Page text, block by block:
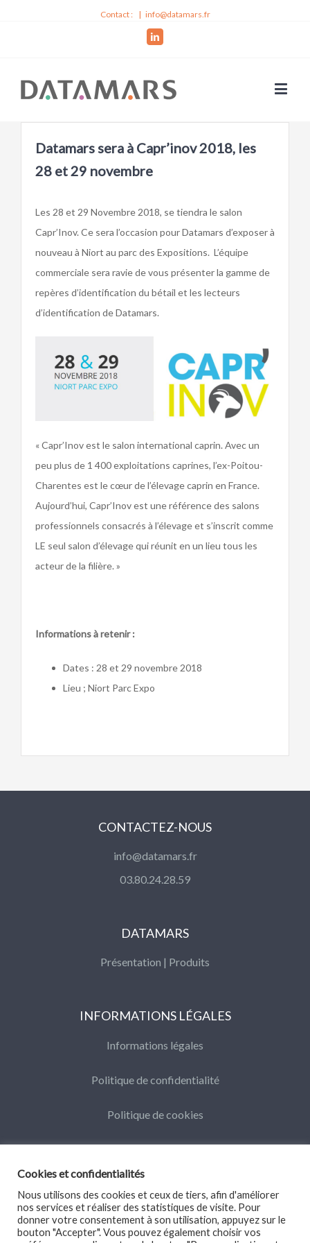
Contact : | info@datamars.fr
Linkedin
Datamars sera à Capr’inov 2018, les
28 et 29 novembre
Les 28 et 29 Novembre 2018, se tiendra le salon
Capr’Inov. Ce sera l’occasion pour Datamars d’exposer à
nouveau à Niort au parc des Expositions. L’équipe
commerciale sera ravie de vous présenter la gamme de
repères d’identification du bétail et les lecteurs
d’identification de Datamars.
« Capr’Inov est le salon international caprin. Avec un
peu plus de 1 400 exploitations caprines, l’ex-Poitou-
Charentes est le cœur de l’élevage caprin en France.
Aujourd’hui, Capr’Inov est une référence des salons
professionnels consacrés à l’élevage et s’inscrit comme
LE seul salon d’élevage qui réunit en un lieu tous les
acteur de la filière. »
Informations à retenir :
Dates : 28 et 29 novembre 2018
Lieu ; Niort Parc Expo
CONTACTEZ-NOUS
info@datamars.fr
03.80.24.28.59
DATAMARS
Présentation | Produits
INFORMATIONS LÉGALES
Informations légales
Politique de confidentialité
Politique de cookies
©Datamars 2016
Cookies et confidentialités
Nous utilisons des cookies et ceux de tiers, afin d'améliorer
nos services et réaliser des statistiques de visite. Pour
donner votre consentement à son utilisation, appuyez sur le
bouton "Accepter". Vous pouvez également choisir vos